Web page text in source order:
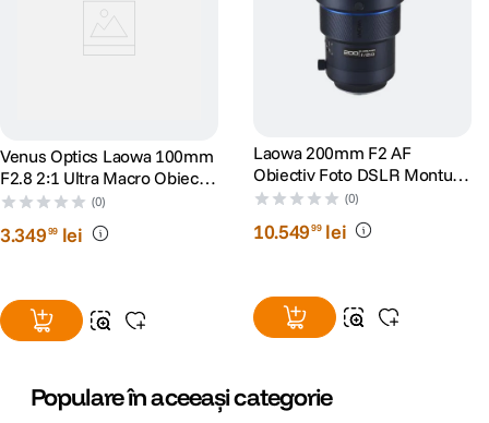
Venus Optics Laowa 100mm
F2.8 2:1 Ultra Macro Obiectiv
Foto DSLR Canon EF
(0)
3.34999 lei
Laowa 200mm F2 AF
Obiectiv Foto DSLR Montura
EF
(0)
10.54999 lei
Populare în aceeași categorie